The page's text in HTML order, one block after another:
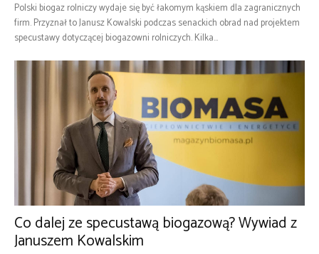
Polski biogaz rolniczy wydaje się być łakomym kąskiem dla zagranicznych
firm. Przyznał to Janusz Kowalski podczas senackich obrad nad projektem
specustawy dotyczącej biogazowni rolniczych. Kilka...
Co dalej ze specustawą biogazową? Wywiad z
Januszem Kowalskim